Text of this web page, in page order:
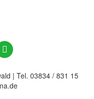
| Tel. 03834 / 831 15